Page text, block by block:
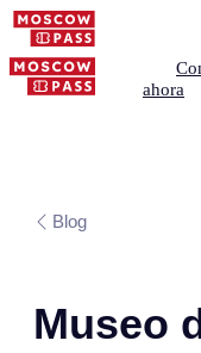
ahora
Blog
Museo